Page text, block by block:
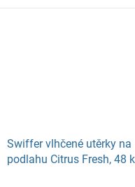
Swiffer vlhčené utěrky na
podlahu Citrus Fresh, 48